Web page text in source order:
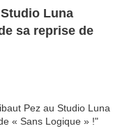
Luna
sa reprise de